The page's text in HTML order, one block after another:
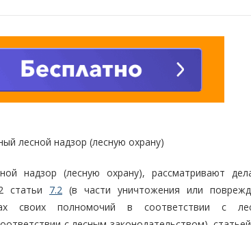
лесной надзор (лесную охрану)
надзор (лесную охрану), рассматривают
статьи 7.2 (в части уничтожения или
своих полномочий в соответствии с